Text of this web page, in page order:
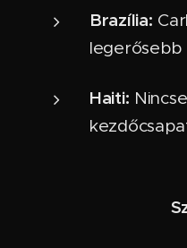
Brazília:
legerősebb
Haiti: